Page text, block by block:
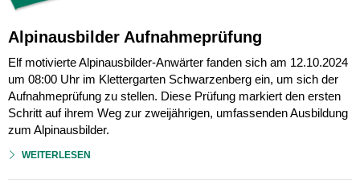
Alpinausbilder Aufnahmeprüfung
Elf motivierte Alpinausbilder-Anwärter fanden sich am 12.10.2024
um 08:00 Uhr im Klettergarten Schwarzenberg ein, um sich der
Aufnahmeprüfung zu stellen. Diese Prüfung markiert den ersten
Schritt auf ihrem Weg zur zweijährigen, umfassenden Ausbildung
zum Alpinausbilder.
WEITERLESEN